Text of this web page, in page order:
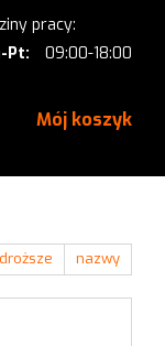
pracy:
Pt:
09:00-18:00
Mój koszyk
nazwy